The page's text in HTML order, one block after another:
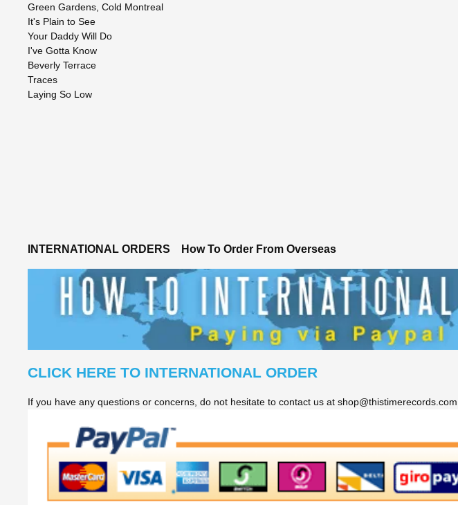
Green Gardens, Cold Montreal
It's Plain to See
Your Daddy Will Do
I've Gotta Know
Beverly Terrace
Traces
Laying So Low
INTERNATIONAL ORDERS How To Order From Overseas
CLICK HERE TO INTERNATIONAL ORDER
If you have any questions or concerns, do not hesitate to contact us at shop@thistimerecords.com